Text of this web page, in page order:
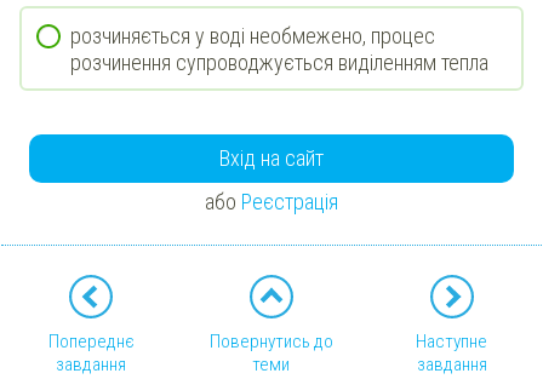
розчиняється у воді необмежено, процес
розчинення супроводжується виділенням тепла
Вхід на сайт
або Реєстрація
Попереднє
завдання
Повернутись до
теми
Наступне
завдання